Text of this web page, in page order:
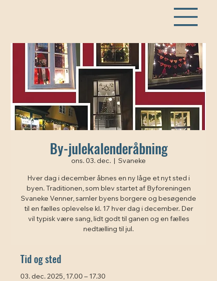
By-julekalenderåbning
ons. 03. dec. Svaneke
Hver dag i december åbnes en ny låge et nyt sted i
byen. Traditionen, som blev startet af Byforeningen
Svaneke Venner, samler byens borgere og besøgende
til en fælles oplevelse kl. 17 hver dag i december. Der
vil typisk være sang, lidt godt til ganen og en fælles
Tid og sted
03. dec. 2025, 17.00 – 17.30